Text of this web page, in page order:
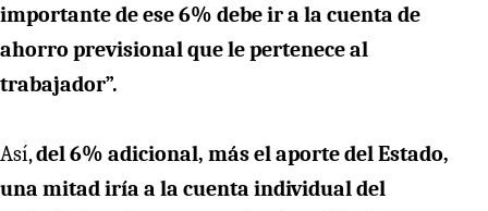
importante de ese 6% debe ir a la cuenta de
ahorro previsional que le pertenece al
trabajador”.
Así,del 6% adicional, más el aporte del Estado,
una mitad iría a la cuenta individual del